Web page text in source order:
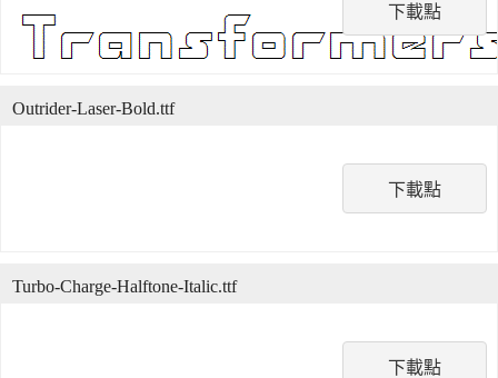
下載點
下載點
Outrider-Laser-Bold.ttf
下載點
Turbo-Charge-Halftone-Italic.ttf